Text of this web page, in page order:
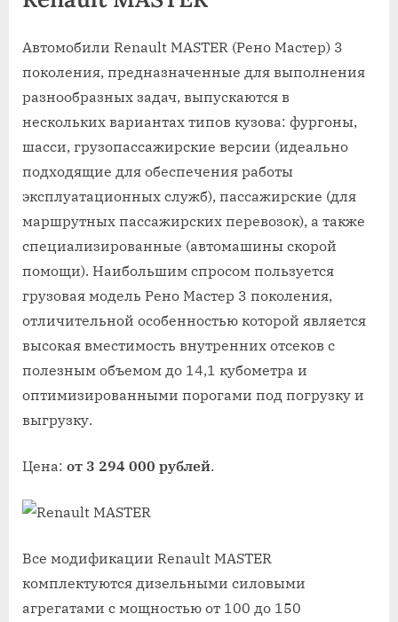
Автомобили Renault MASTER (Рено Мастер) 3
поколения, предназначенные для выполнения
разнообразных задач, выпускаются в
нескольких вариантах типов кузова: фургоны,
шасси, грузопассажирские версии (идеально
подходящие для обеспечения работы
эксплуатационных служб), пассажирские (для
маршрутных пассажирских перевозок), а также
специализированные (автомашины скорой
помощи). Наибольшим спросом пользуется
грузовая модель Рено Мастер 3 поколения,
отличительной особенностью которой является
высокая вместимость внутренних отсеков с
полезным объемом до 14,1 кубометра и
оптимизированными порогами под погрузку и
выгрузку.
Цена: от 3 294 000 рублей.
Все модификации Renault MASTER
комплектуются дизельными силовыми
агрегатами с мощностью от 100 до 150